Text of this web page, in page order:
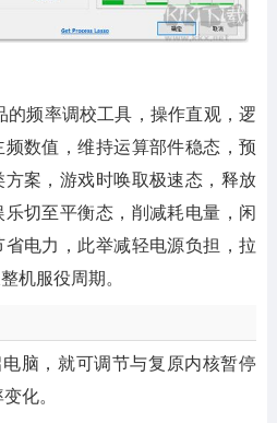
的频率调校工具，操作直观，逻
数值，维持运算部件稳态，预
案，游戏时唤取极速态，释放
切至平衡态，削减耗电量，闲
电力，此举减轻电源负担，拉
机服役周期。
脑，就可调节与复原内核暂停
化。